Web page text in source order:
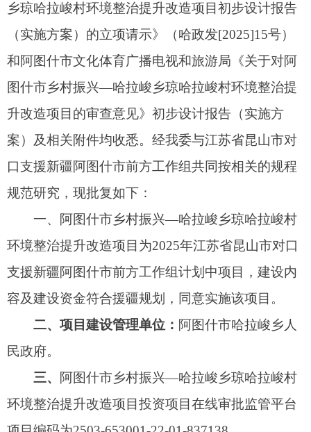
口支援新疆阿图什市前方工作组共同按相关的规程
规范研究，现批复如下：
一、阿图什市乡村振兴—哈拉峻乡琼哈拉峻村
支援新疆阿图什市前方工作组计划中项目，建设内
容及建设资金符合援疆规划，同意实施该项目。
二、项目建设管理单位：
阿图什市哈拉峻乡人
民政府。
项目编码为2503-653001-22-01-837138。
四、建设性质：新建
五、建设年限：2025年
六、项目建设地点：哈拉峻乡琼哈拉峻村。
七、项目建设规模及内容：
米；提升改造现状篮球场一座，面积550平方米；
并提升改造场地周边环境（硬化地面、土地平整
等）；及其他配套附属设施建设。
八、项目投资及资金来源：项目总投资130万